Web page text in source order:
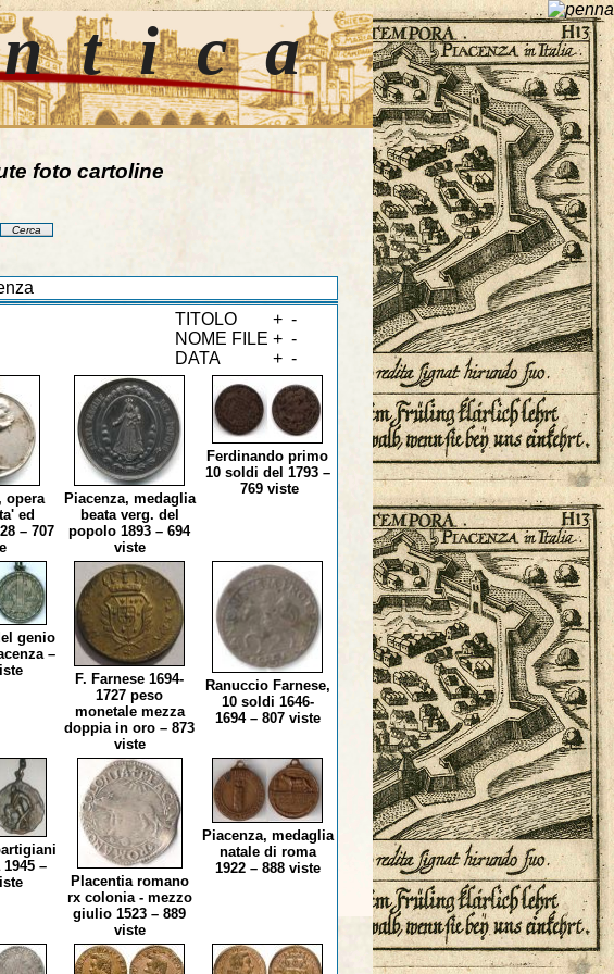
foto cartoline
Cerca
TITOLO + -
NOME FILE + -
DATA
+ -
opera
ed
– 707
Piacenza, medaglia
beata verg. del
popolo 1893 – 694
viste
Ferdinando primo
10 soldi del 1793 –
769 viste
genio
–
F. Farnese 1694-
1727 peso
monetale mezza
doppia in oro – 873
viste
Ranuccio Farnese,
10 soldi 1646-
1694 – 807 viste
–
Placentia romano
rx colonia - mezzo
giulio 1523 – 889
viste
Piacenza, medaglia
natale di roma
1922 – 888 viste